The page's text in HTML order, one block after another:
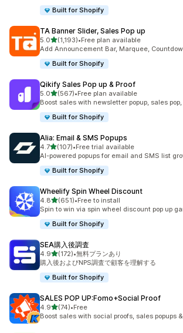
Built for Shopify
TA Banner Slider, Sales Pop up
5.05つ星中
(1,193)
合計レビュー数：1193件
•Free plan available
Add Announcement Bar, Marquee,
Built for Shopify
Qikify Sales Pop up & Proof
5.05つ星中
(567)
合計レビュー数：567件
•Free plan available
Boost sales with newsletter popup, sales pop,
Built for Shopify
Alia: Email & SMS Popups
4.75つ星中
(107)
合計レビュー数：107件
•Free trial available
AI-powered popups for email and SMS list
Built for Shopify
Wheelify Spin Wheel Discount
4.85つ星中
(651)
合計レビュー数：651件
•Free to install
Spin to win via spin wheel discount pop up
Built for Shopify
SEA購入後調査
4.95つ星中
(172)
合計レビュー数：172件
•無料プランあり
購入後およびNPS調査で顧客を理解する
Built for Shopify
SALES POP UP:Fomo+Social Proof
4.95つ星中
(74)
合計レビュー数：74件
•Free
Boost sales with social proofs, sales popups